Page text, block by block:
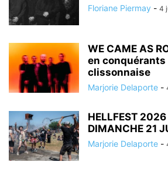
Floriane Piermay - 4
WE CAME AS
en conquérants
clissonnaise
Marjorie Delaporte -
HELLFEST 2026
DIMANCHE 21
Marjorie Delaporte -